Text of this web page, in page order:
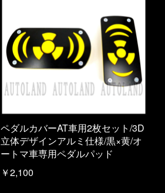
ペダルカバーAT車用2枚セット/3D
立体デザインアルミ仕様/黒×黄/オ
ートマ車専用ペダルパッド
￥2,100